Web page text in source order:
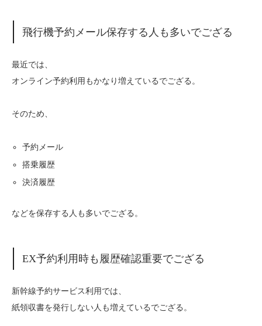
飛行機予約メール保存する人も多いでござる
最近では、
オンライン予約利用もかなり増えているでござる。
そのため、
予約メール
搭乗履歴
決済履歴
などを保存する人も多いでござる。
EX予約利用時も履歴確認重要でござる
新幹線予約サービス利用では、
紙領収書を発行しない人も増えているでござる。